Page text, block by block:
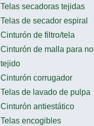
Telas secadoras tejidas
Telas de secador espiral
Cinturón de filtro/tela
Cinturón de malla para no
tejido
Cinturón corrugador
Telas de lavado de pulpa
Cinturón antiestático
Telas encogibles